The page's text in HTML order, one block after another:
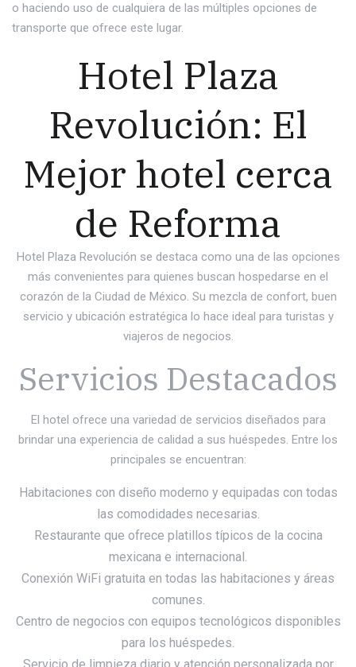
o haciendo uso de cualquiera de las múltiples opciones de
transporte que ofrece este lugar.
Hotel Plaza
Revolución: El
Mejor hotel cerca
de Reforma
Hotel Plaza Revolución se destaca como una de las opciones
más convenientes para quienes buscan hospedarse en el
corazón de la Ciudad de México. Su mezcla de confort, buen
servicio y ubicación estratégica lo hace ideal para turistas y
viajeros de negocios.
Servicios Destacados
El hotel ofrece una variedad de servicios diseñados para
brindar una experiencia de calidad a sus huéspedes. Entre los
principales se encuentran:
Habitaciones con diseño moderno y equipadas con todas
las comodidades necesarias.
Restaurante que ofrece platillos típicos de la cocina
mexicana e internacional.
Conexión WiFi gratuita en todas las habitaciones y áreas
comunes.
Centro de negocios con equipos tecnológicos disponibles
para los huéspedes.